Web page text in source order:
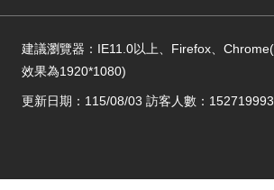
建議瀏覽器：IE11.0以上、Firefox、
效果為1920*1080)
更新日期：115/08/03 訪客人數：152719993